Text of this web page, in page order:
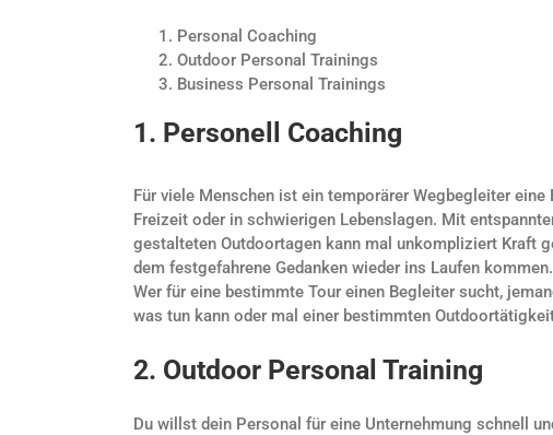
Personal Coaching
Outdoor Personal Trainings
Business Personal Trainings
1. Personell Coaching
Für viele Menschen ist ein temporärer Wegbegleiter
Freizeit oder in schwierigen Lebenslagen. Mit
gestalteten Outdoortagen kann mal unkompliziert Kraft
dem festgefahrene Gedanken wieder ins Laufen kommen.
Wer für eine bestimmte Tour einen Begleiter sucht,
was tun kann oder mal einer bestimmten
2. Outdoor Personal Training
Du willst dein Personal für eine Unternehmung schnell